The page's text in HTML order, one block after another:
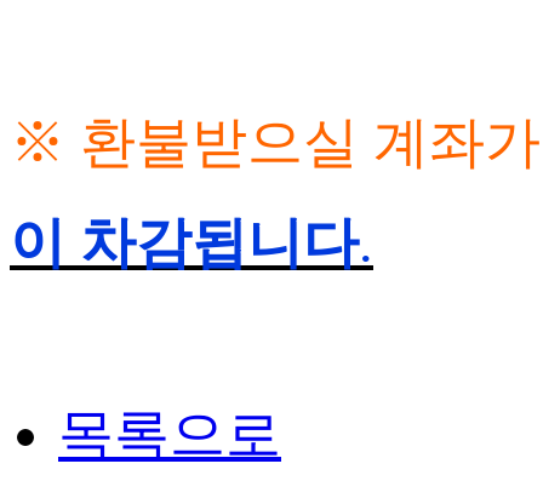
※ 환불받으실 계좌
이 차감됩니다.
목록으로